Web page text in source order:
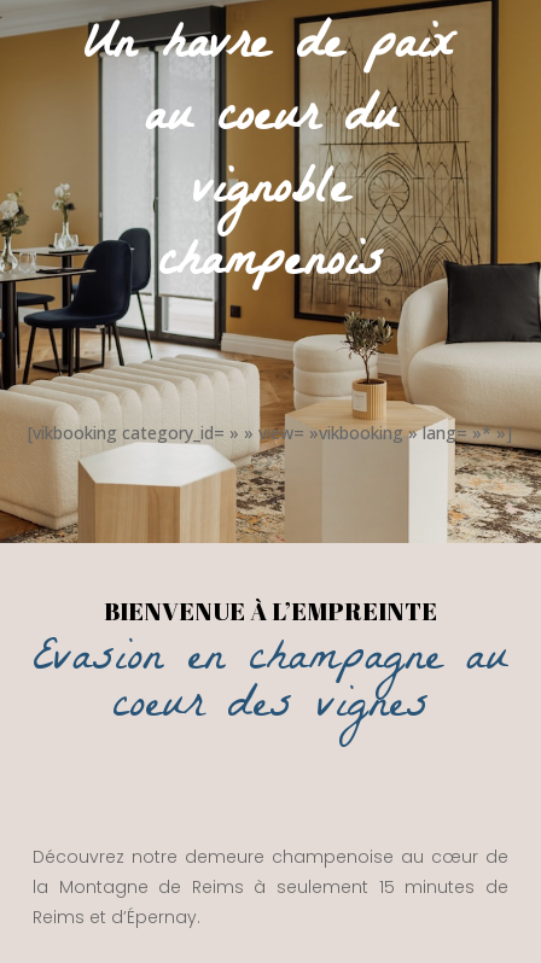
Un havre de paix
au coeur du
vignoble
champenois
[vikbooking category_id= » » view= »vikbooking » lang= »* »]
BIENVENUE À L’EMPREINTE
Evasion en champagne au
coeur des vignes
Découvrez notre demeure champenoise au cœur de
la Montagne de Reims à seulement 15 minutes de
Reims et d’Épernay.